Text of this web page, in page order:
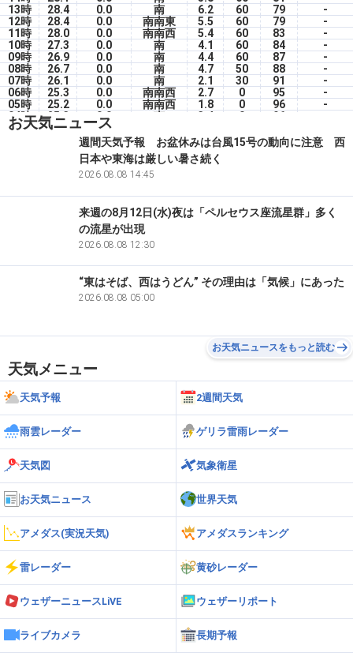
13時
28.4 0.0 南 6.2 60 79
-
12時
28.4 0.0 南南東 5.5 60 79
-
11時
28.0 0.0 南南西 5.4 60 83
-
10時
27.3 0.0 南 4.1 60 84
-
09時
26.9 0.0 南 4.4 60 87
-
08時
26.7 0.0 南 4.7 50 88
-
07時
26.1 0.0 南 2.1 30 91
-
06時
25.3 0.0 南南西 2.7 0 95
-
05時
25.2 0.0 南南西 1.8 0 96
-
04時
25.3 0.0 南 3.4 0 96
03時
25.4 0.0
0.0 南南西 1.5 0 95
0.0 南西 4.0 96
0.0 南 2.8
お天気ニュース
週間天気予報 お盆休みは台風15号の動向に注意 西
日本や東海は厳しい暑さ続く
2026.08.08 14:45
来週の8月12日(水)夜は「ペルセウス座流星群」多く
の流星が出現
2026.08.08 12:30
“東はそば、西はうどん” その理由は「気候」にあった
2026.08.08 05:00
お天気ニュースをもっと読む
天気メニュー
天気予報 2週間天気
雨雲レーダー ゲリラ雷雨レーダー
天気図 気象衛星
お天気ニュース 世界天気
アメダス(実況天気) アメダスランキング
雷レーダー 黄砂レーダー
ウェザーニュースLiVE ウェザーリポート
ライブカメラ 長期予報